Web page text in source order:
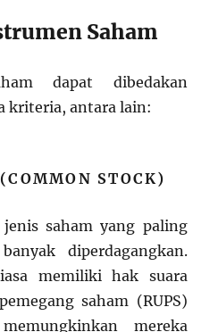
Saham
dapat dibedakan
kriteria, antara lain:
STOCK)
jenis saham yang paling
diperdagangkan.
memiliki hak suara
saham (RUPS)
mereka